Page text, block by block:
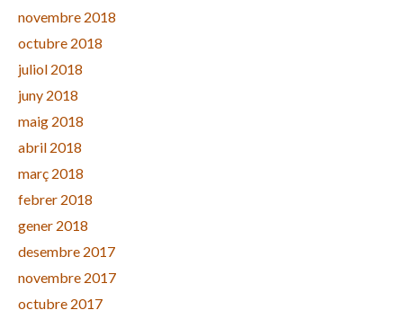
novembre 2018
octubre 2018
juliol 2018
juny 2018
maig 2018
abril 2018
març 2018
febrer 2018
gener 2018
desembre 2017
novembre 2017
octubre 2017